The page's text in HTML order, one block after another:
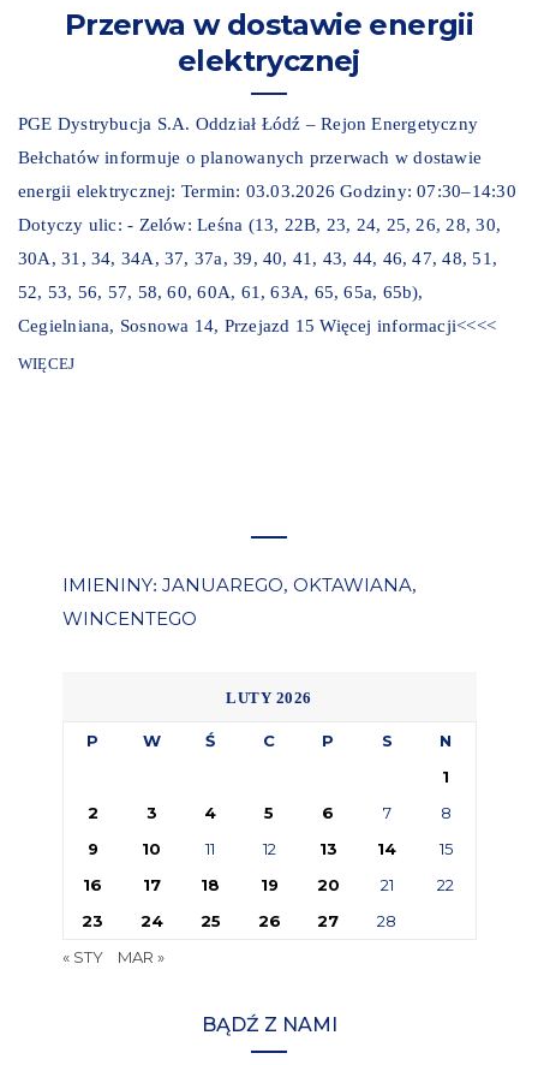
Przerwa w dostawie energii
elektrycznej
PGE Dystrybucja S.A. Oddział Łódź – Rejon Energetyczny
Bełchatów informuje o planowanych przerwach w dostawie
energii elektrycznej: Termin: 03.03.2026 Godziny: 07:30–14:30
Dotyczy ulic: - Zelów: Leśna (13, 22B, 23, 24, 25, 26, 28, 30,
30A, 31, 34, 34A, 37, 37a, 39, 40, 41, 43, 44, 46, 47, 48, 51,
52, 53, 56, 57, 58, 60, 60A, 61, 63A, 65, 65a, 65b),
Cegielniana, Sosnowa 14, Przejazd 15 Więcej informacji<<<<
WIĘCEJ
IMIENINY: JANUAREGO, OKTAWIANA,
WINCENTEGO
LUTY 2026
P W Ś C P S
N
1
2
3 4 5 6 7
8
9
10 11 12 13 14
15
16
17 18 19 20 21
22
23
24 25 26 27
28
« STY
MAR »
BĄDŹ Z NAMI